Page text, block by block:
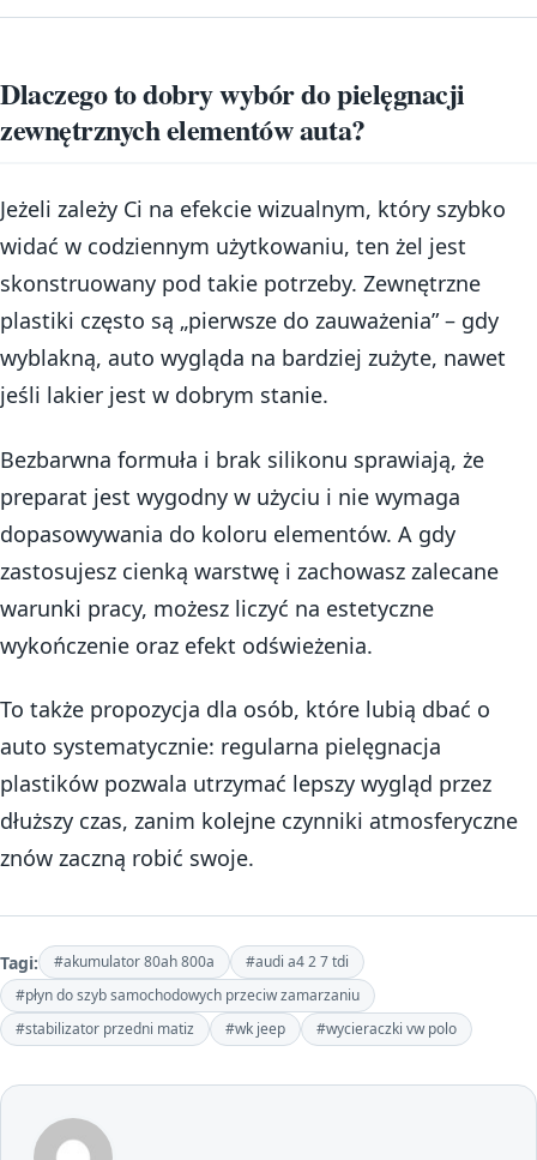
Dlaczego to dobry wybór do pielęgnacji
zewnętrznych elementów auta?
Jeżeli zależy Ci na efekcie wizualnym, który szybko
widać w codziennym użytkowaniu, ten żel jest
skonstruowany pod takie potrzeby. Zewnętrzne
plastiki często są „pierwsze do zauważenia” – gdy
wyblakną, auto wygląda na bardziej zużyte, nawet
jeśli lakier jest w dobrym stanie.
Bezbarwna formuła i brak silikonu sprawiają, że
preparat jest wygodny w użyciu i nie wymaga
dopasowywania do koloru elementów. A gdy
zastosujesz cienką warstwę i zachowasz zalecane
warunki pracy, możesz liczyć na estetyczne
wykończenie oraz efekt odświeżenia.
To także propozycja dla osób, które lubią dbać o
auto systematycznie: regularna pielęgnacja
plastików pozwala utrzymać lepszy wygląd przez
dłuższy czas, zanim kolejne czynniki atmosferyczne
znów zaczną robić swoje.
Tagi: #akumulator 80ah 800a
#audi a4 2 7 tdi
#płyn do szyb samochodowych przeciw zamarzaniu
#stabilizator przedni matiz
#wk jeep #wycieraczki vw polo